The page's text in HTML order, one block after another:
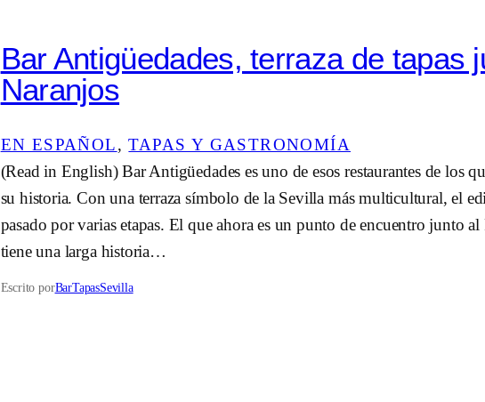
Bar Antigüedades, terraza de tapas
Naranjos
EN ESPAÑOL, TAPAS Y GASTRONOMÍA
(Read in English) Bar Antigüedades es uno de esos restaurantes de los
su historia. Con una terraza símbolo de la Sevilla más multicultural, el
pasado por varias etapas. El que ahora es un punto de encuentro junto
tiene una larga historia…
Escrito porBarTapasSevilla